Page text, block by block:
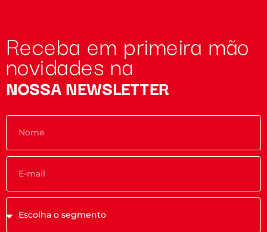
Receba em primeira mão
novidades na
NOSSA NEWSLETTER